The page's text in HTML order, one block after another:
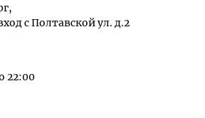
с Полтавской ул. д.2
22:00